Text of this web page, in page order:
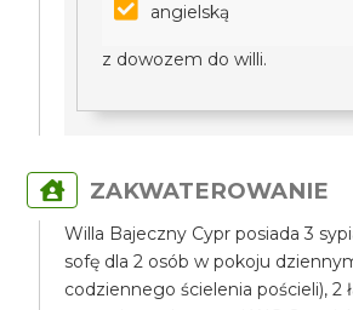
angielską
z dowozem do willi.
ZAKWATEROWANIE
Willa Bajeczny Cypr posiada 3
sofę dla 2 osób w pokoju
codziennego ścielenia pościeli), 2